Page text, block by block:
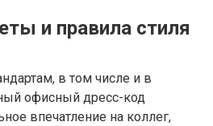
и правила стиля
в том числе и в
офисный дресс-код
впечатление на коллег,